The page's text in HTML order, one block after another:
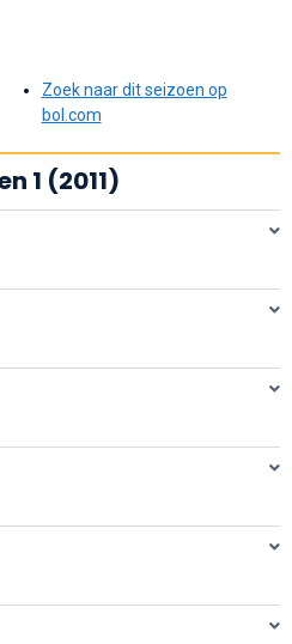
Zoek naar dit seizoen op
bol.com
1 (2011)